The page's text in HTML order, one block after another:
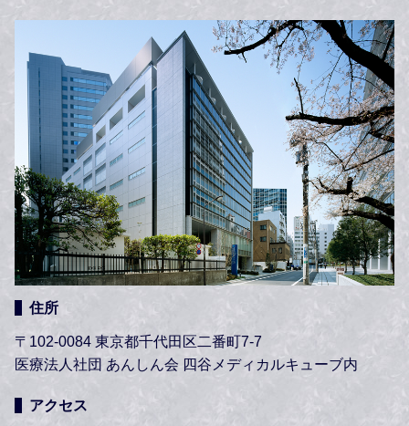
住所
〒102-0084 東京都千代田区二番町7-7
医療法人社団 あんしん会 四谷メディカルキューブ内
アクセス